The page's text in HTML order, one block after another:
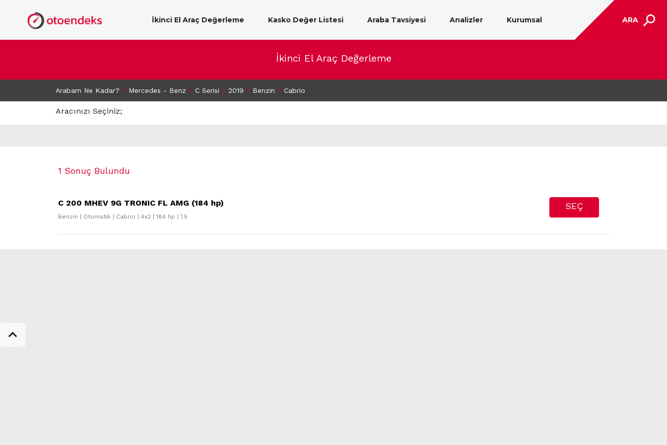
İkinci El Araç Değerleme Kasko Değer Listesi Araba Tavsiyesi Analizler Kurumsal ARA
İkinci El Araç Değerleme
Arabam Ne Kadar? > Mercedes - Benz > C Serisi > 2019 > Benzin > Cabrio
Aracınızı Seçiniz;
1 Sonuç Bulundu
SEÇ
C 200 MHEV 9G TRONIC FL AMG (184 hp)
Benzin | Otomatik | Cabrio | 4x2 | 184 hp | 1.5